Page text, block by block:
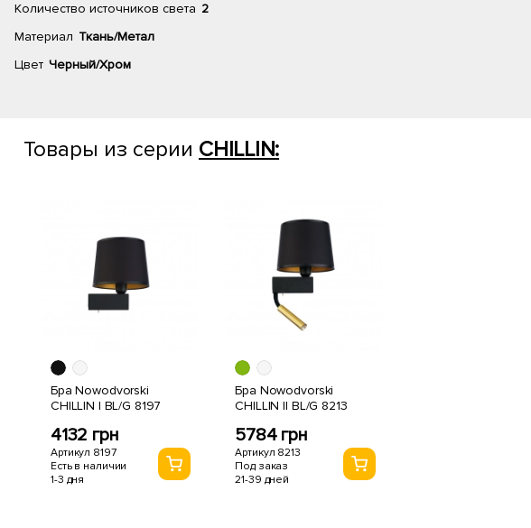
Количество источников света 2
Материал Ткань/Метал
Цвет Черный/Хром
Товары из серии CHILLIN:
Бра Nowodvorski
CHILLIN I BL/G 8197
4132 грн
Артикул 8197
Есть в наличии
1-3 дня
Бра Nowodvorski
CHILLIN II BL/G 8213
5784 грн
Артикул 8213
Под заказ
21-39 дней